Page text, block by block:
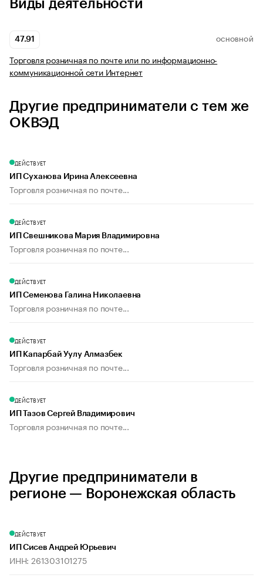
Виды деятельности
47.91 ОСНОВНОЙ
Торговля розничная по почте или по информационно-
коммуникационной сети Интернет
Другие предприниматели с тем же
ОКВЭД
ДЕЙСТВУЕТ
ИП Суханова Ирина Алексеевна
Торговля розничная по почте...
ДЕЙСТВУЕТ
ИП Свешникова Мария Владимировна
Торговля розничная по почте...
ДЕЙСТВУЕТ
ИП Семенова Галина Николаевна
Торговля розничная по почте...
ДЕЙСТВУЕТ
ИП Капарбай Уулу Алмазбек
Торговля розничная по почте...
ДЕЙСТВУЕТ
ИП Тазов Сергей Владимирович
Торговля розничная по почте...
Другие предприниматели в
регионе — Воронежская область
ДЕЙСТВУЕТ
ИП Сисев Андрей Юрьевич
ИНН: 261303101275